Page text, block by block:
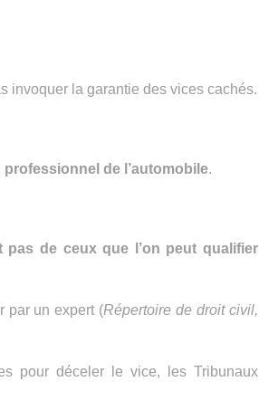
invoquer la garantie des vices cachés.
professionnel de l’automobile.
pas de ceux que l’on peut qualifier
par un expert (Répertoire de droit civil,
pour déceler le vice, les Tribunaux